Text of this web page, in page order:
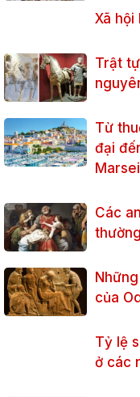
Xã hội
Trật
Từ
đại
Các
của
Tỷ lệ
ở các